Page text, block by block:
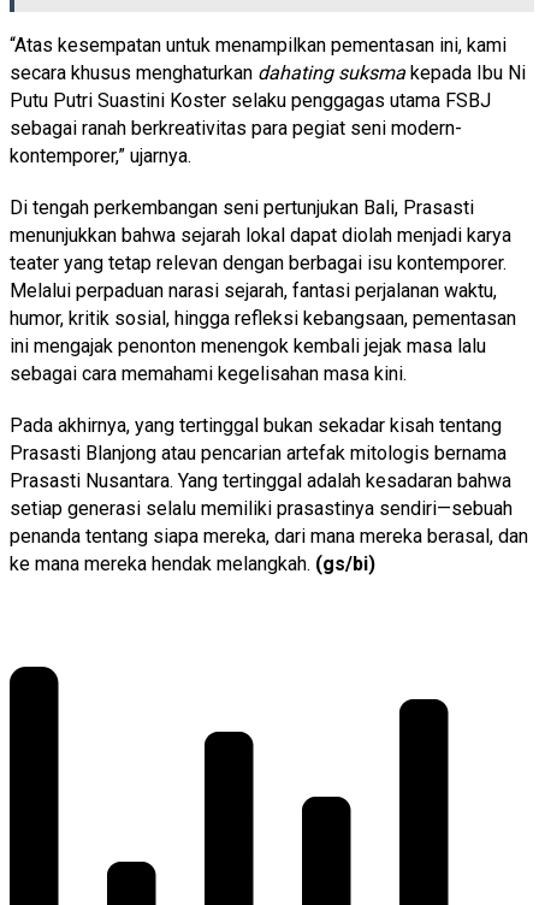
“Atas kesempatan untuk menampilkan pementasan ini, kami
secara khusus menghaturkan dahating suksma kepada Ibu Ni
Putu Putri Suastini Koster selaku penggagas utama FSBJ
sebagai ranah berkreativitas para pegiat seni modern-
kontemporer,” ujarnya.
Di tengah perkembangan seni pertunjukan Bali, Prasasti
menunjukkan bahwa sejarah lokal dapat diolah menjadi karya
teater yang tetap relevan dengan berbagai isu kontemporer.
Melalui perpaduan narasi sejarah, fantasi perjalanan waktu,
humor, kritik sosial, hingga refleksi kebangsaan, pementasan
ini mengajak penonton menengok kembali jejak masa lalu
sebagai cara memahami kegelisahan masa kini.
Pada akhirnya, yang tertinggal bukan sekadar kisah tentang
Prasasti Blanjong atau pencarian artefak mitologis bernama
Prasasti Nusantara. Yang tertinggal adalah kesadaran bahwa
setiap generasi selalu memiliki prasastinya sendiri—sebuah
penanda tentang siapa mereka, dari mana mereka berasal, dan
ke mana mereka hendak melangkah. (gs/bi)